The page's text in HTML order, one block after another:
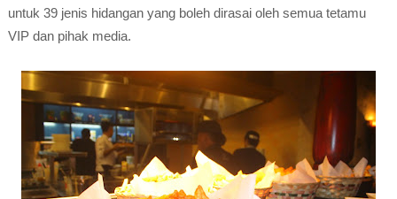
untuk 39 jenis hidangan yang boleh dirasai oleh semua tetamu
VIP dan pihak media.